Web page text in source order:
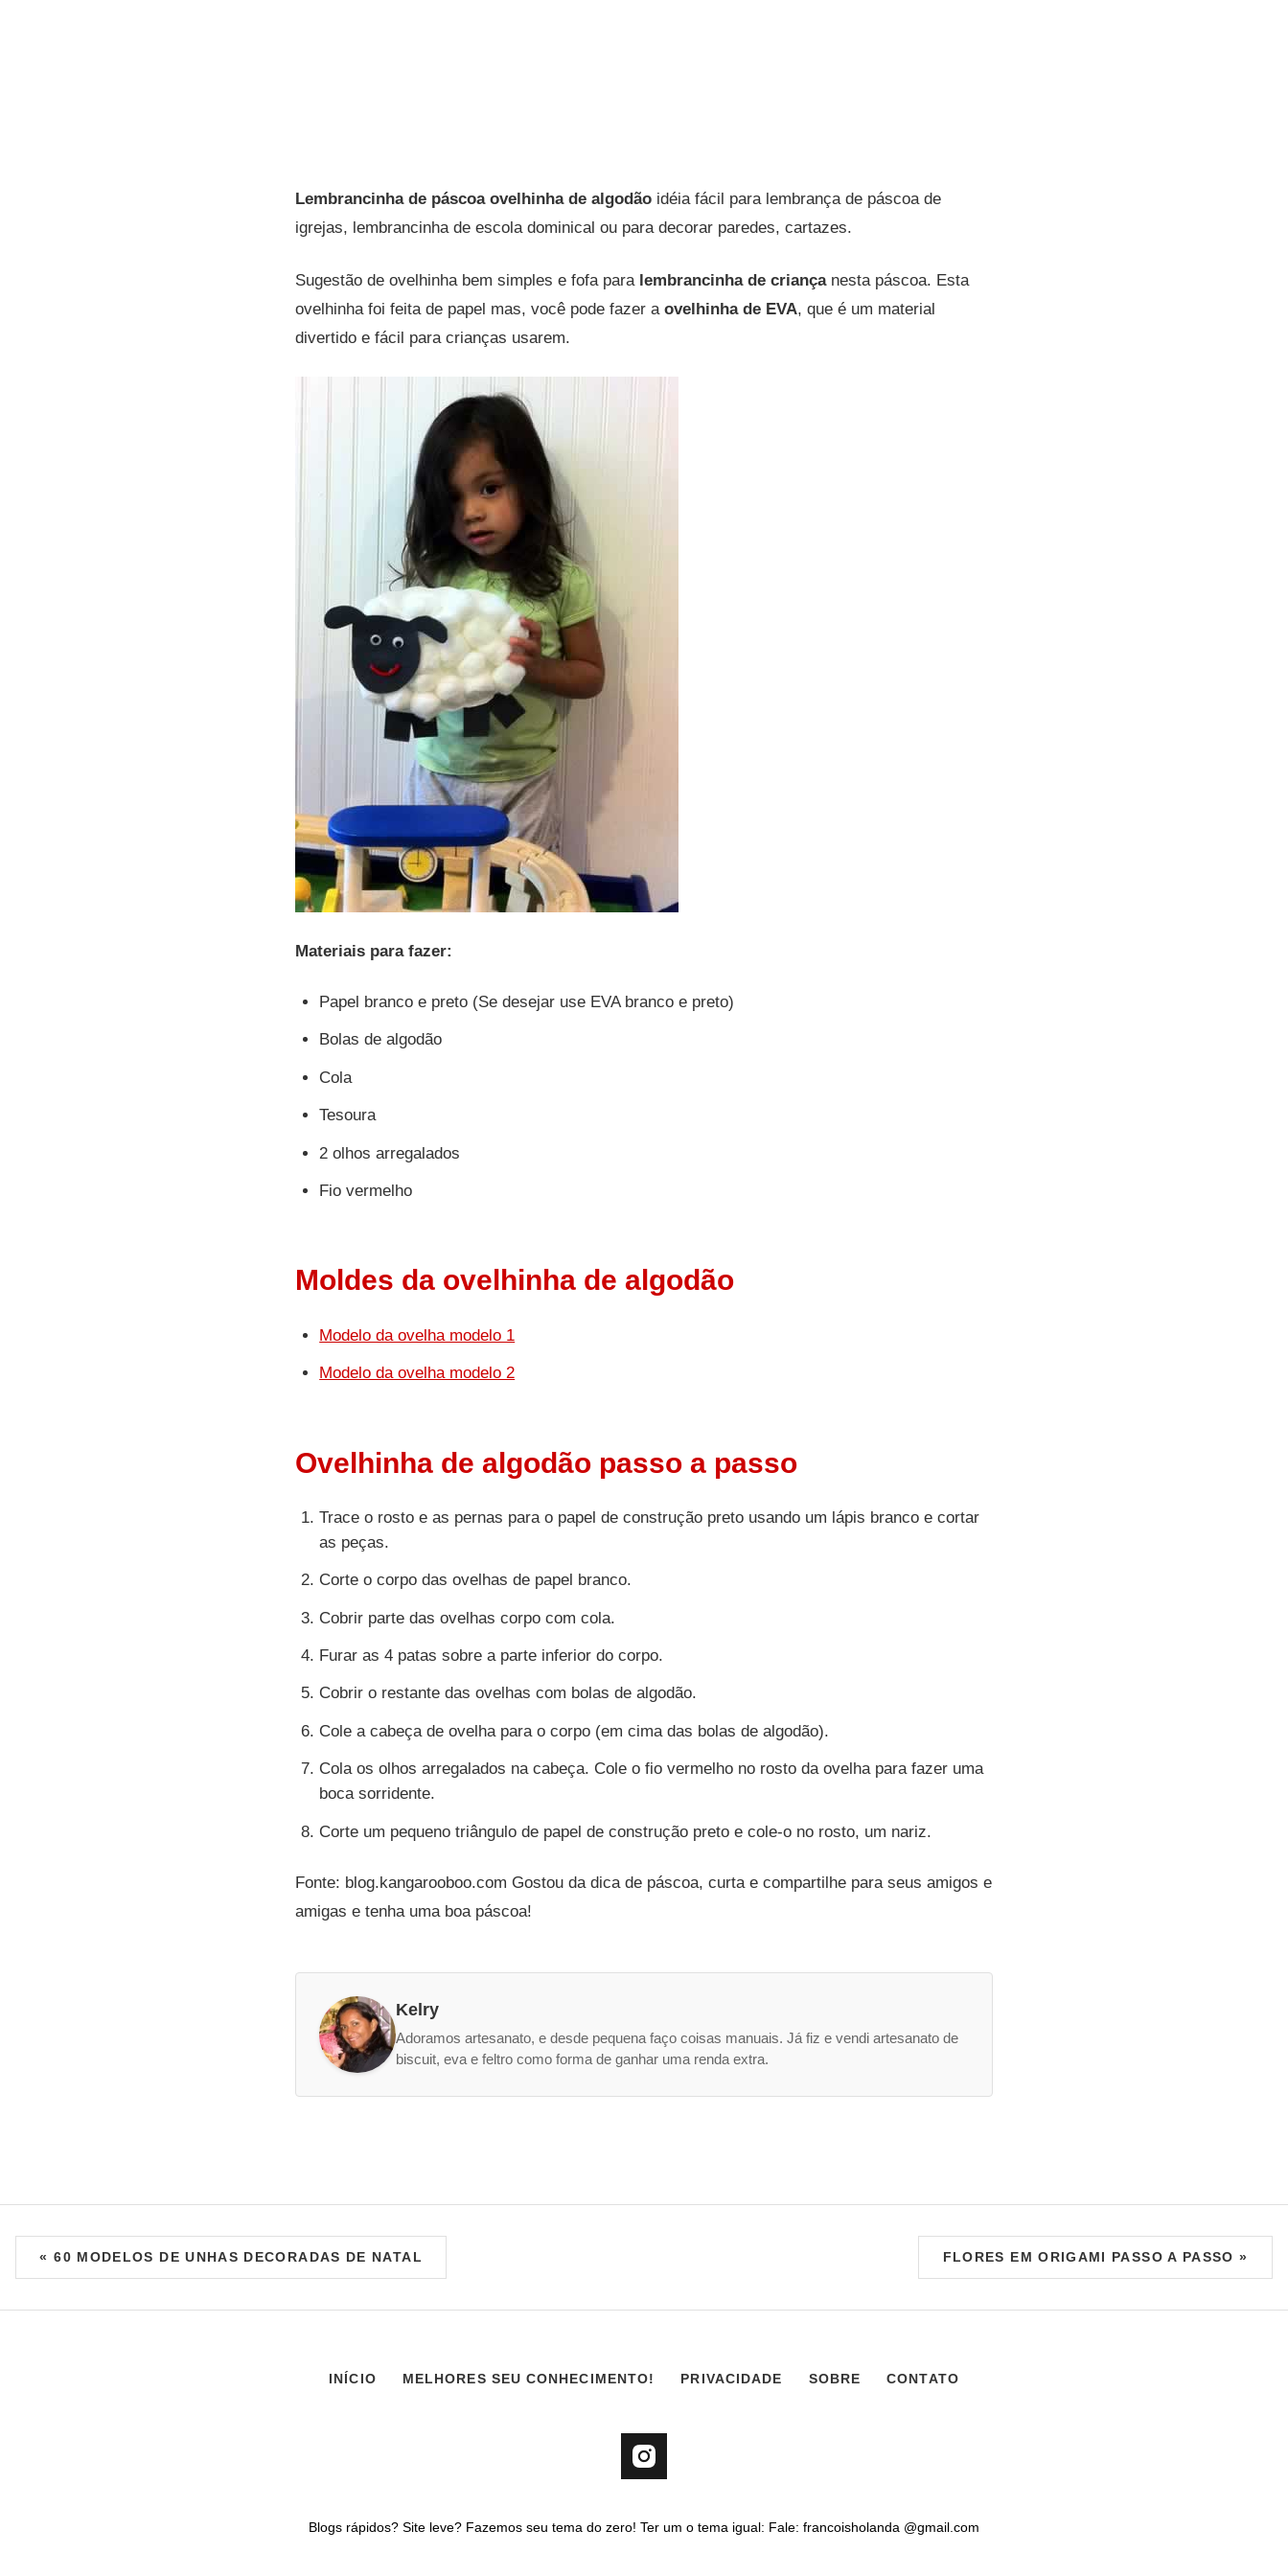
Lembrancinha de páscoa ovelhinha de algodão idéia fácil para lembrança de páscoa de
igrejas, lembrancinha de escola dominical ou para decorar paredes, cartazes.
Sugestão de ovelhinha bem simples e fofa para lembrancinha de criançanesta páscoa. Esta
ovelhinha foi feita de papel mas, você pode fazer a ovelhinha de EVA, que é um material
divertido e fácil para crianças usarem.
Materiais para fazer:
Papel branco e preto (Se desejar use EVA branco e preto)
Bolas de algodão
Cola
Tesoura
2 olhos arregalados
Fio vermelho
Moldes da ovelhinha de algodão
Modelo da ovelha modelo 1
Modelo da ovelha modelo 2
Ovelhinha de algodão passo a passo
Trace o rosto e as pernas para o papel de construção preto usando um lápis branco e cortar
as peças.
Corte o corpo das ovelhas de papel branco.
Cobrir parte das ovelhas corpo com cola.
Furar as 4 patas sobre a parte inferior do corpo.
Cobrir o restante das ovelhas com bolas de algodão.
Cole a cabeça de ovelha para o corpo (em cima das bolas de algodão).
Cola os olhos arregalados na cabeça. Cole o fio vermelho no rosto da ovelha para fazer uma
boca sorridente.
Corte um pequeno triângulo de papel de construção preto e cole-o no rosto, um nariz.
Fonte: blog.kangarooboo.com Gostou da dica de páscoa, curta e compartilhe para seus amigos e
amigas e tenha uma boa páscoa!
Kelry
Adoramos artesanato, e desde pequena faço coisas manuais. Já fiz e vendi artesanato de
biscuit, eva e feltro como forma de ganhar uma renda extra.
« 60 MODELOS DE UNHAS DECORADAS DE NATAL FLORES EM ORIGAMI PASSO A PASSO »
INÍCIO MELHORES SEU CONHECIMENTO! PRIVACIDADE SOBRE CONTATO
Blogs rápidos? Site leve? Fazemos seu tema do zero! Ter um o tema igual: Fale: francoisholanda @gmail.com